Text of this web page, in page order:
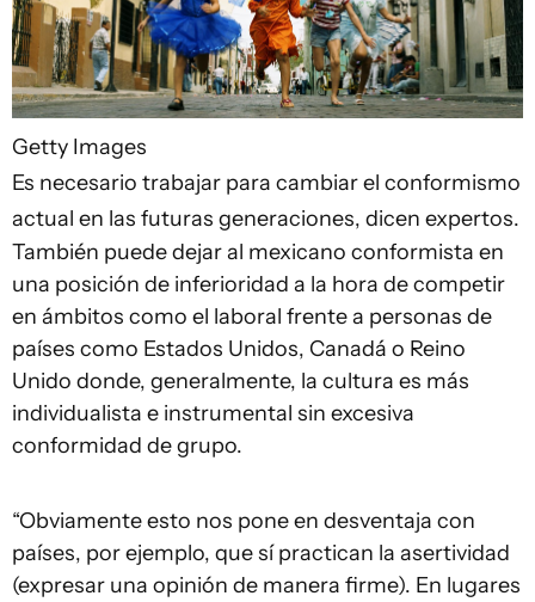
Getty Images
Es necesario trabajar para cambiar el conformismo
actual en las futuras generaciones, dicen expertos.
También puede dejar al mexicano conformista en
una posición de inferioridad a la hora de competir
en ámbitos como el laboral frente a personas de
países como Estados Unidos, Canadá o Reino
Unido donde, generalmente, la cultura es más
individualista e instrumental sin excesiva
conformidad de grupo.
“Obviamente esto nos pone en desventaja con
países, por ejemplo, que sí practican la asertividad
(expresar una opinión de manera firme). En lugares